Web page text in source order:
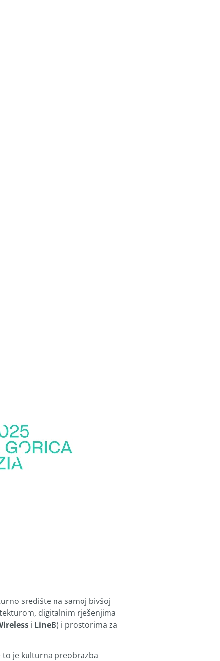
središte na samoj bivšoj
digitalnim rješenjima
i LineB) i prostorima za
to je kulturna preobrazba